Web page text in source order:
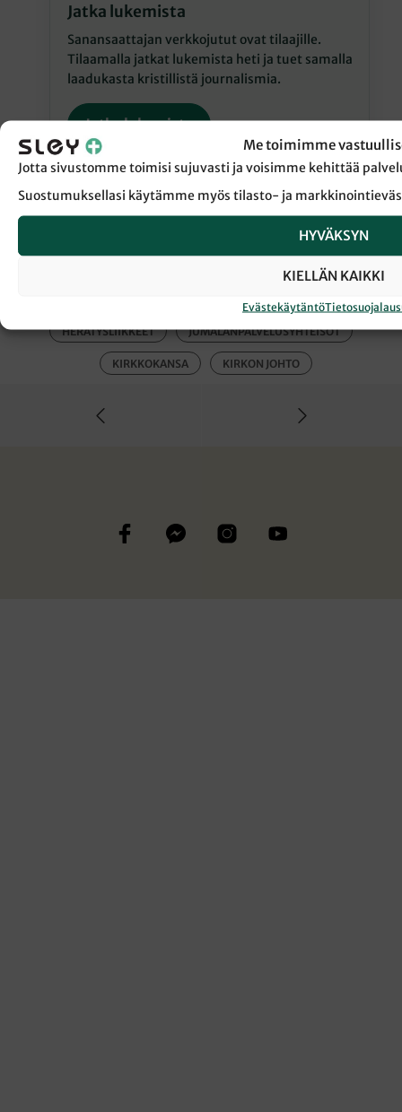
Me toimimme
Jotta sivustomme toimisi sujuvasti ja voisimme kehittää
Suostumuksellasi käytämme myös tilasto- ja
HYVÄKSYN
KIELLÄN KAIKKI
Evästekäytäntö
Jatka lukemista
Sanansaattajan verkkojutut ovat tilaajille.
Tilaamalla jatkat lukemista heti ja tuet samalla
laadukasta kristillistä journalismia.
Jatka lukemista
← Takaisin Sanansaattaja-lehden etusivulle
HERÄTYSLIIKKEET JUMALANPALVELUSYHTEISÖT
KIRKKOKANSA KIRKON JOHTO